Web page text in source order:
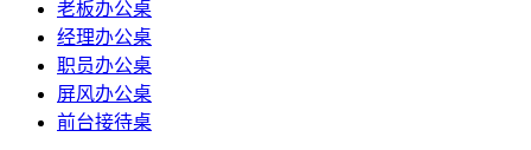
老板办公桌
经理办公桌
职员办公桌
屏风办公桌
前台接待桌